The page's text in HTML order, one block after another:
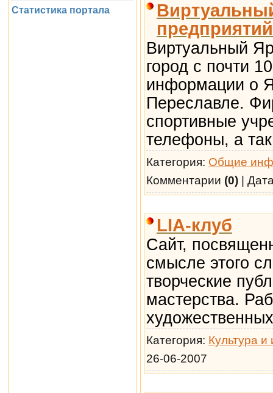
Статистика портала
Виртуальный
город с почти
информации о
Переславле.
спортивные
телефоны, а
Категория: Общие
Комментарии (0) |
LIA-клуб
Сайт,
смысле этого
творческие
мастерства.
Категория: Культура и
26-06-2007